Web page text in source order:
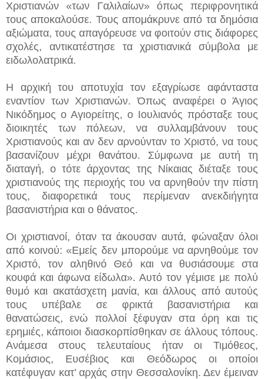
Χριστιανών «των Γαλιλαίων» όπως περιφρονητικά
τους αποκαλούσε. Τους απομάκρυνε από τα δημόσια
αξιώματα, τους απαγόρευσε να φοιτούν στις διάφορες
σχολές, αντικατέστησε τα χριστιανικά σύμβολα με
ειδωλολατρικά.
Η αρχική του αποτυχία τον εξαγρίωσε αφάνταστα
εναντίον των Χριστιανών. Όπως αναφέρει ο Άγιος
Νικόδημος ο Αγιορείτης, ο Ιουλιανός πρόσταξε τους
διοικητές των πόλεων, να συλλαμβάνουν τους
Χριστιανούς και αν δεν αρνούνταν το Χριστό, να τους
βασανίζουν μέχρι θανάτου. Σύμφωνα με αυτή τη
διαταγή, ο τότε άρχοντας της Νίκαιας διέταξε τους
χριστιανούς της περιοχής του να αρνηθούν την πίστη
τους, διαφορετικά τους περίμεναν ανεκδιήγητα
βασανιστήρια και ο θάνατος.
Οι χριστιανοί, όταν τα άκουσαν αυτά, φώναξαν όλοι
από κοινού: «Εμείς δεν μπορούμε να αρνηθούμε τον
Χριστό, τον αληθινό Θεό και να θυσιάσουμε στα
κουφά και άφωνα είδωλα». Αυτό τον γέμισε με πολύ
θυμό και ακατάσχετη μανία, και άλλους από αυτούς
τους υπέβαλε σε φρικτά βασανιστήρια και
θανατώσεις, ενώ πολλοί ξέφυγαν στα όρη και τις
ερημιές, κάποιοι διασκορπίσθηκαν σε άλλους τόπους.
Ανάμεσα στους τελευταίους ήταν οι Τιμόθεος,
Κομάσιος, Ευσέβιος και Θεόδωρος οι οποίοι
κατέφυγαν κατ’ αρχάς στην Θεσσαλονίκη. Δεν έμειναν